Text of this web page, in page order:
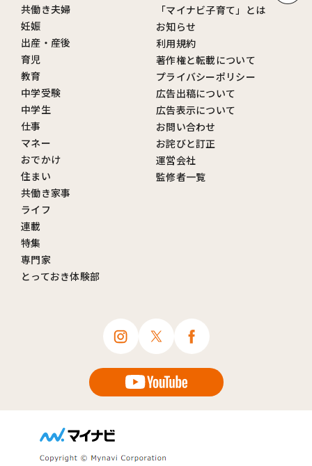
共働き夫婦
妊娠
出産・産後
育児
教育
中学受験
中学生
仕事
マネー
おでかけ
住まい
共働き家事
ライフ
連載
特集
専門家
とっておき体験部
「マイナビ子育て」とは
お知らせ
利用規約
著作権と転載について
プライバシーポリシー
広告出稿について
広告表示について
お問い合わせ
お詫びと訂正
運営会社
監修者一覧